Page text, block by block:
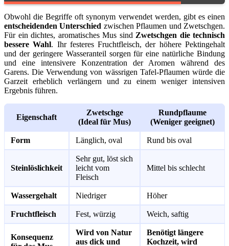
Obwohl die Begriffe oft synonym verwendet werden, gibt es einen
entscheidenden Unterschied zwischen Pflaumen und Zwetschgen.
Für ein dichtes, aromatisches Mus sind Zwetschgen die technisch
bessere Wahl. Ihr festeres Fruchtfleisch, der höhere Pektingehalt
und der geringere Wasseranteil sorgen für eine natürliche Bindung
und eine intensivere Konzentration der Aromen während des
Garens. Die Verwendung von wässrigen Tafel-Pflaumen würde die
Garzeit erheblich verlängern und zu einem weniger intensiven
Ergebnis führen.
Eigenschaft
Zwetschge
(Ideal für Mus)
Rundpflaume
(Weniger geeignet)
Form Länglich, oval Rund bis oval
Steinlöslichkeit
Sehr gut, löst sich
leicht vom
Fleisch
Mittel bis schlecht
Wassergehalt Niedriger Höher
Fruchtfleisch Fest, würzig Weich, saftig
Konsequenz
Wird von Natur
aus dick und
Benötigt längere
Kochzeit, wird